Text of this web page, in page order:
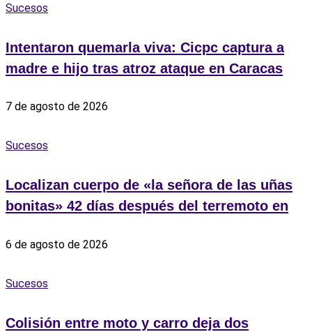
Sucesos
Intentaron quemarla viva: Cicpc captura a
madre e hijo tras atroz ataque en Caracas
7 de agosto de 2026
Sucesos
Localizan cuerpo de «la señora de las uñas
bonitas» 42 días después del terremoto en
6 de agosto de 2026
Sucesos
Colisión entre moto y carro deja dos